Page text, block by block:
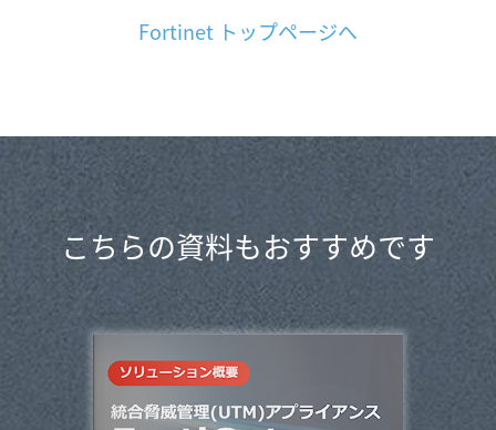
Fortinet トップページへ
こちらの資料もおすすめです